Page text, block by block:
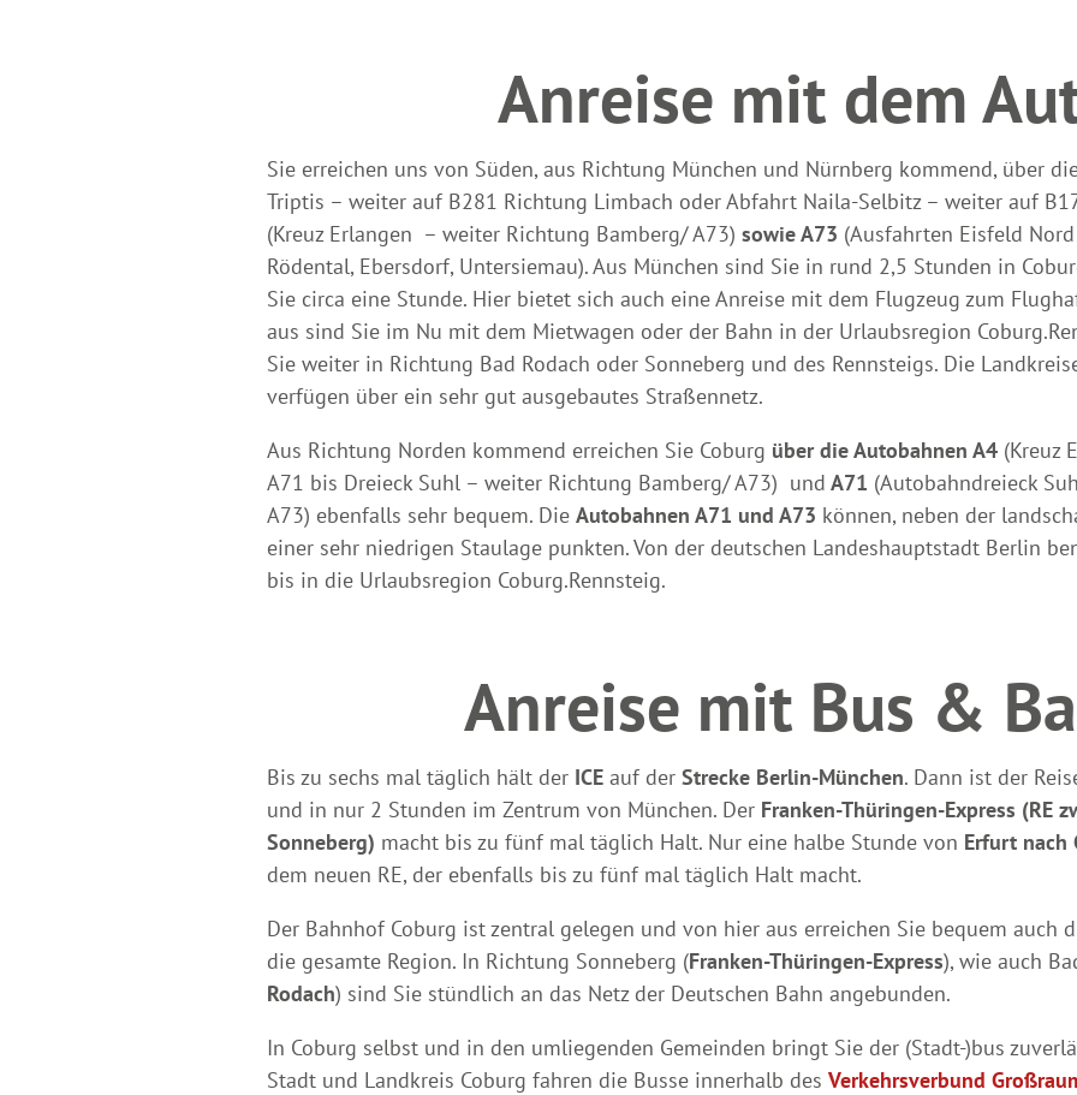
Anreise mit dem
Sie erreichen uns von Süden, aus Richtung München und Nürnberg kommend, über
Triptis – weiter auf B281 Richtung Limbach oder Abfahrt Naila-Selbitz – weiter auf
(Kreuz Erlangen – weiter Richtung Bamberg/ A73) sowie A73 (Ausfahrten Eisfeld
Rödental, Ebersdorf, Untersiemau). Aus München sind Sie in rund 2,5 Stunden in
Sie circa eine Stunde. Hier bietet sich auch eine Anreise mit dem Flugzeug zum
aus sind Sie im Nu mit dem Mietwagen oder der Bahn in der Urlaubsregion
Sie weiter in Richtung Bad Rodach oder Sonneberg und des Rennsteigs. Die
verfügen über ein sehr gut ausgebautes Straßennetz.
Aus Richtung Norden kommend erreichen Sie Coburg über die Autobahnen A4 (Kreuz
A71 bis Dreieck Suhl – weiter Richtung Bamberg/ A73) und A71 (Autobahndreieck
A73) ebenfalls sehr bequem. Die Autobahnen A71 und A73 können, neben der
einer sehr niedrigen Staulage punkten. Von der deutschen Landeshauptstadt Berlin
bis in die Urlaubsregion Coburg.Rennsteig.
Anreise mit Bus &
Bis zu sechs mal täglich hält der ICE auf der Strecke Berlin-München. Dann ist der
und in nur 2 Stunden im Zentrum von München. Der Franken-Thüringen-Express (RE
Sonneberg) macht bis zu fünf mal täglich Halt. Nur eine halbe Stunde von Erfurt nach
dem neuen RE, der ebenfalls bis zu fünf mal täglich Halt macht.
Der Bahnhof Coburg ist zentral gelegen und von hier aus erreichen Sie bequem auch
die gesamte Region. In Richtung Sonneberg (Franken-Thüringen-Express), wie auch
Rodach) sind Sie stündlich an das Netz der Deutschen Bahn angebunden.
In Coburg selbst und in den umliegenden Gemeinden bringt Sie der (Stadt-)bus
Stadt und Landkreis Coburg fahren die Busse innerhalb des Verkehrsverbund